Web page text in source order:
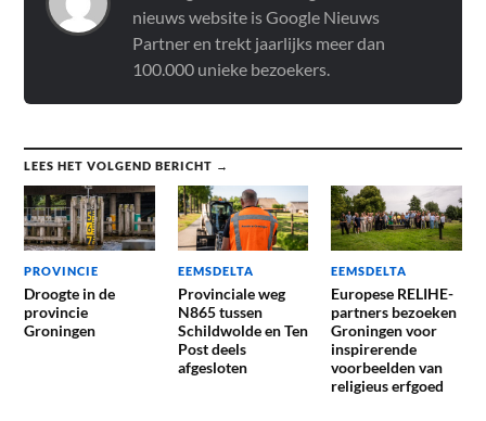
nieuws website is Google Nieuws
Partner en trekt jaarlijks meer dan
100.000 unieke bezoekers.
LEES HET VOLGEND BERICHT →
PROVINCIE
Droogte in de
provincie
Groningen
EEMSDELTA
Provinciale weg
N865 tussen
Schildwolde en Ten
Post deels
afgesloten
EEMSDELTA
Europese RELIHE-
partners bezoeken
Groningen voor
inspirerende
voorbeelden van
religieus erfgoed